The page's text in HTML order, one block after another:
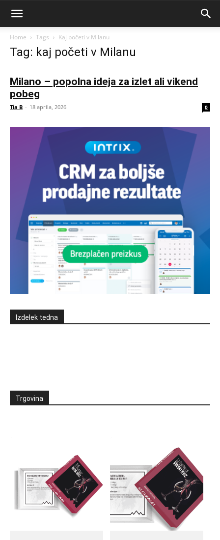
Home Tags Kaj početi v Milanu
Tag: kaj početi v Milanu
Milano – popolna ideja za izlet ali vikend
pobeg
Tia B - 18 aprila, 2026 0
Izdelek tedna
Trgovina